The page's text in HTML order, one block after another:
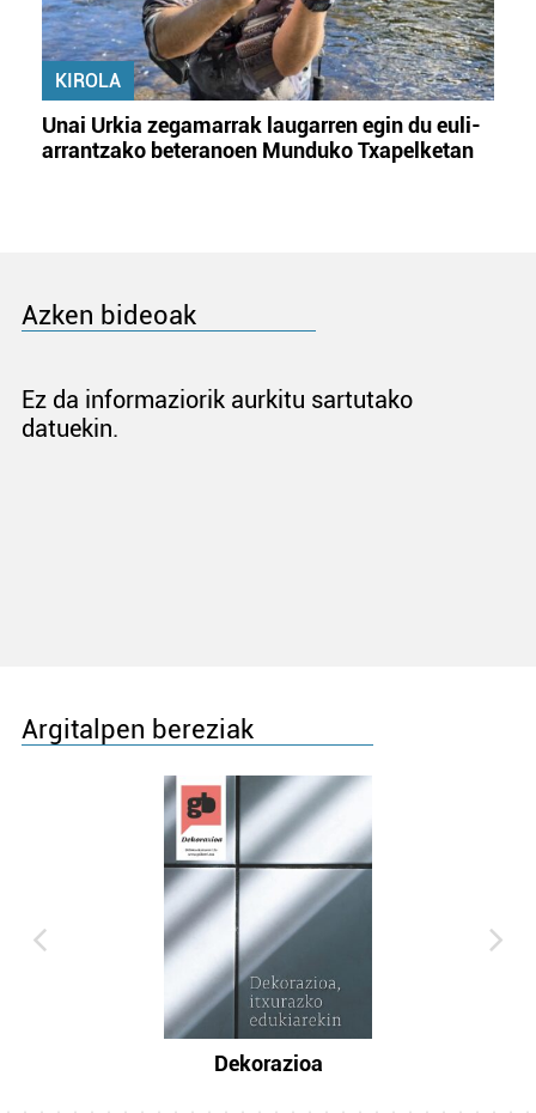
KIROLA
Unai Urkia zegamarrak laugarren egin du euli-
arrantzako beteranoen Munduko Txapelketan
Azken bideoak
Ez da informaziorik aurkitu sartutako
datuekin.
Argitalpen bereziak
Dekorazioa